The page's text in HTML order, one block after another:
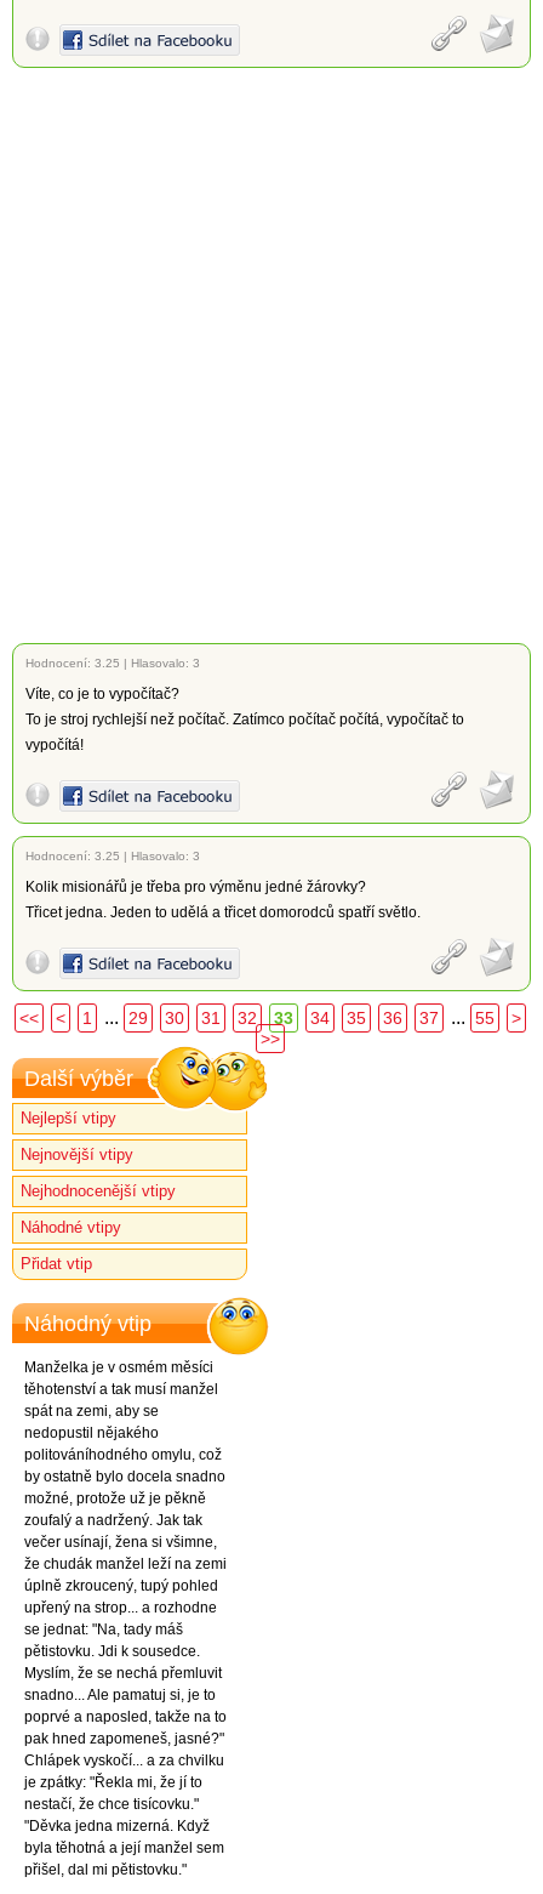
Hodnocení: 3.25 | Hlasovalo: 3
Víte, co je to vypočítač?
To je stroj rychlejší než počítač. Zatímco počítač počítá, vypočítač to
vypočítá!
Hodnocení: 3.25 | Hlasovalo: 3
Kolik misionářů je třeba pro výměnu jedné žárovky?
Třicet jedna. Jeden to udělá a třicet domorodců spatří světlo.
<< < 1 ... 29 30 31 32 33 34 35 36 37 ... 55
>
>>
Další výběr
Nejlepší vtipy
Nejnovější vtipy
Nejhodnocenější vtipy
Náhodné vtipy
Přidat vtip
Náhodný vtip
Manželka je v osmém měsíci
těhotenství a tak musí manžel
spát na zemi, aby se
nedopustil nějakého
politováníhodného omylu, což
by ostatně bylo docela snadno
možné, protože už je pěkně
zoufalý a nadržený. Jak tak
večer usínají, žena si všimne,
že chudák manžel leží na zemi
úplně zkroucený, tupý pohled
upřený na strop... a rozhodne
se jednat: "Na, tady máš
pětistovku. Jdi k sousedce.
Myslím, že se nechá přemluvit
snadno... Ale pamatuj si, je to
poprvé a naposled, takže na to
pak hned zapomeneš, jasné?"
Chlápek vyskočí... a za chvilku
je zpátky: "Řekla mi, že jí to
nestačí, že chce tisícovku."
"Děvka jedna mizerná. Když
byla těhotná a její manžel sem
přišel, dal mi pětistovku."